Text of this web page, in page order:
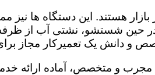
هستند. این دستگاه ها
حین شستشو، نشتی آب از
دانش یک تعمیرکار مجاز برای
و متخصص، آماده ارائه